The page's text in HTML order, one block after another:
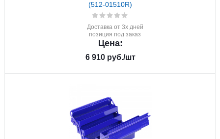
(512-01510R)
Доставка от 3х дней
позиция под заказ
Цена:
6 910руб./шт